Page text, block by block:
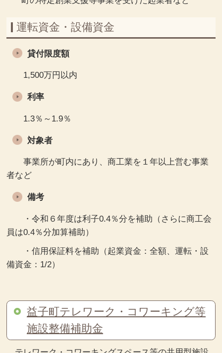
運転資金・設備資金
貸付限度額
1,500万円以内
利率
1.3％～1.9％
対象者
事業所が町内にあり、商工業を１年以上営む事業
者など
備考
・令和６年度は利子0.4％分を補助（さらに商工会
員は0.4％分加算補助）
・信用保証料を補助（起業資金：全額、運転・設
備資金：1/2）
益子町テレワーク・コワーキング等
施設整備補助金